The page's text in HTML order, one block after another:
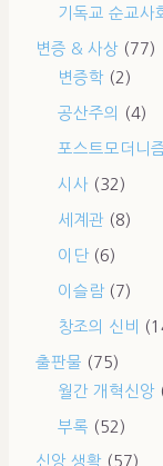
기독교 순교사
변증 & 사상 (77)
변증학 (2)
공산주의 (4)
포스트모더니
시사 (32)
세계관 (8)
이단 (6)
이슬람 (7)
창조의 신비
출판물 (75)
월간 개혁신앙
부록 (52)
신앙 생활 (57)